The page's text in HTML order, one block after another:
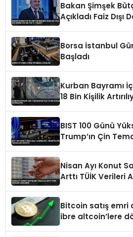
Bakan Şimşek
Açıkladı Faiz Dışı
Borsa İstanbul
Başladı
Kurban Bayramı
18 Bin Kişilik
BIST 100 Günü
Trump’ın Çin
Nisan Ayı Konut
Arttı TÜİK Verileri
Bitcoin satış emri
ibre altcoin’lere